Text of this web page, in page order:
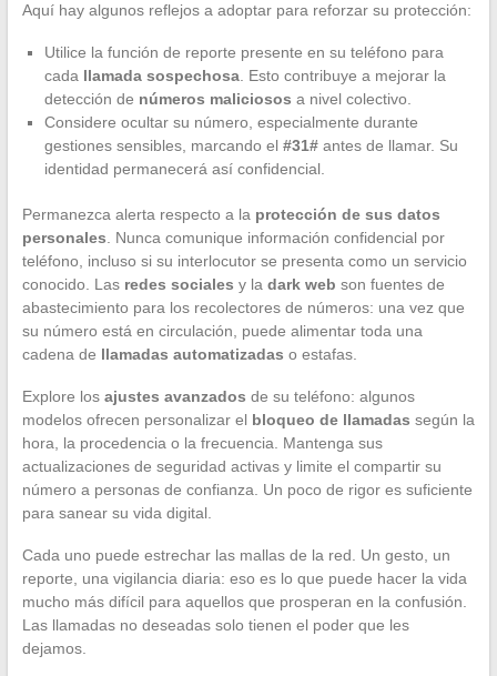
Aquí hay algunos reflejos a adoptar para reforzar su protección:
Utilice la función de reporte presente en su teléfono para
cada llamada sospechosa. Esto contribuye a mejorar la
detección de números maliciosos a nivel colectivo.
Considere ocultar su número, especialmente durante
gestiones sensibles, marcando el #31#antes de llamar. Su
identidad permanecerá así confidencial.
Permanezca alerta respecto a la protección de sus datos
personales . Nunca comunique información confidencial por
teléfono, incluso si su interlocutor se presenta como un servicio
conocido. Las redes sociales y la dark web son fuentes de
abastecimiento para los recolectores de números: una vez que
su número está en circulación, puede alimentar toda una
cadena de llamadas automatizadas o estafas.
Explore los ajustes avanzados de su teléfono: algunos
modelos ofrecen personalizar el bloqueo de llamadas según la
hora, la procedencia o la frecuencia. Mantenga sus
actualizaciones de seguridad activas y limite el compartir su
número a personas de confianza. Un poco de rigor es suficiente
para sanear su vida digital.
Cada uno puede estrechar las mallas de la red. Un gesto, un
reporte, una vigilancia diaria: eso es lo que puede hacer la vida
mucho más difícil para aquellos que prosperan en la confusión.
Las llamadas no deseadas solo tienen el poder que les
dejamos.